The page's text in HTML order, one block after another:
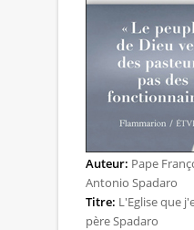
Auteur: Pape
Antonio Spadaro
Titre: L'Eglise que
père Spadaro